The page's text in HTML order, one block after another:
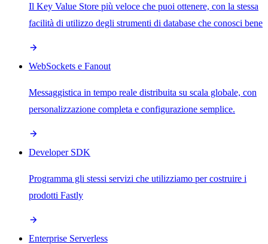
Il Key Value Store più veloce che puoi ottenere, con la stessa
facilità di utilizzo degli strumenti di database che conosci bene
WebSockets e Fanout
Messaggistica in tempo reale distribuita su scala globale, con
personalizzazione completa e configurazione semplice.
Developer SDK
Programma gli stessi servizi che utilizziamo per costruire i
prodotti Fastly
Enterprise Serverless